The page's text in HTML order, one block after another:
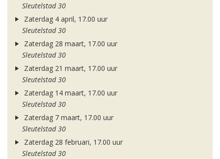
Sleutelstad 30
Zaterdag 4 april, 17.00 uur
Sleutelstad 30
Zaterdag 28 maart, 17.00 uur
Sleutelstad 30
Zaterdag 21 maart, 17.00 uur
Sleutelstad 30
Zaterdag 14 maart, 17.00 uur
Sleutelstad 30
Zaterdag 7 maart, 17.00 uur
Sleutelstad 30
Zaterdag 28 februari, 17.00 uur
Sleutelstad 30